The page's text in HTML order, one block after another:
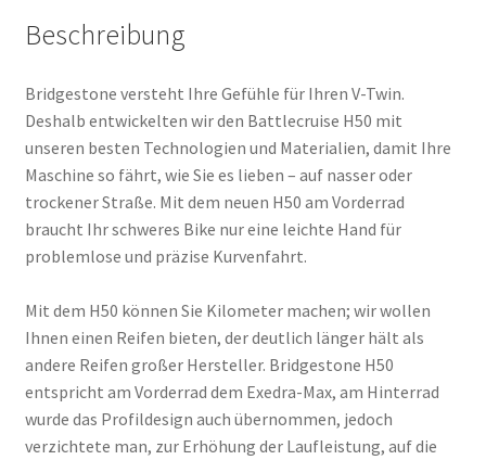
Beschreibung
Bridgestone versteht Ihre Gefühle für Ihren V-Twin.
Deshalb entwickelten wir den Battlecruise H50 mit
unseren besten Technologien und Materialien, damit Ihre
Maschine so fährt, wie Sie es lieben – auf nasser oder
trockener Straße. Mit dem neuen H50 am Vorderrad
braucht Ihr schweres Bike nur eine leichte Hand für
problemlose und präzise Kurvenfahrt.
Mit dem H50 können Sie Kilometer machen; wir wollen
Ihnen einen Reifen bieten, der deutlich länger hält als
andere Reifen großer Hersteller. Bridgestone H50
entspricht am Vorderrad dem Exedra-Max, am Hinterrad
wurde das Profildesign auch übernommen, jedoch
verzichtete man, zur Erhöhung der Laufleistung, auf die